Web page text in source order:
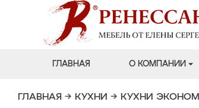
ГЛАВНАЯ О КОМПАНИИ
ГЛАВНАЯ → КУХНИ → КУХНИ ЭКОНОМ